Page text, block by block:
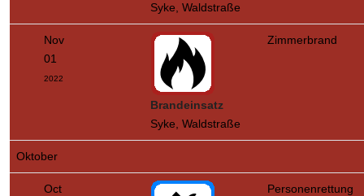
Syke, Waldstraße
Nov
01
2022
Brandeinsatz
Syke, Waldstraße
Zimmerbrand
Oktober
Oct
Personenrettung